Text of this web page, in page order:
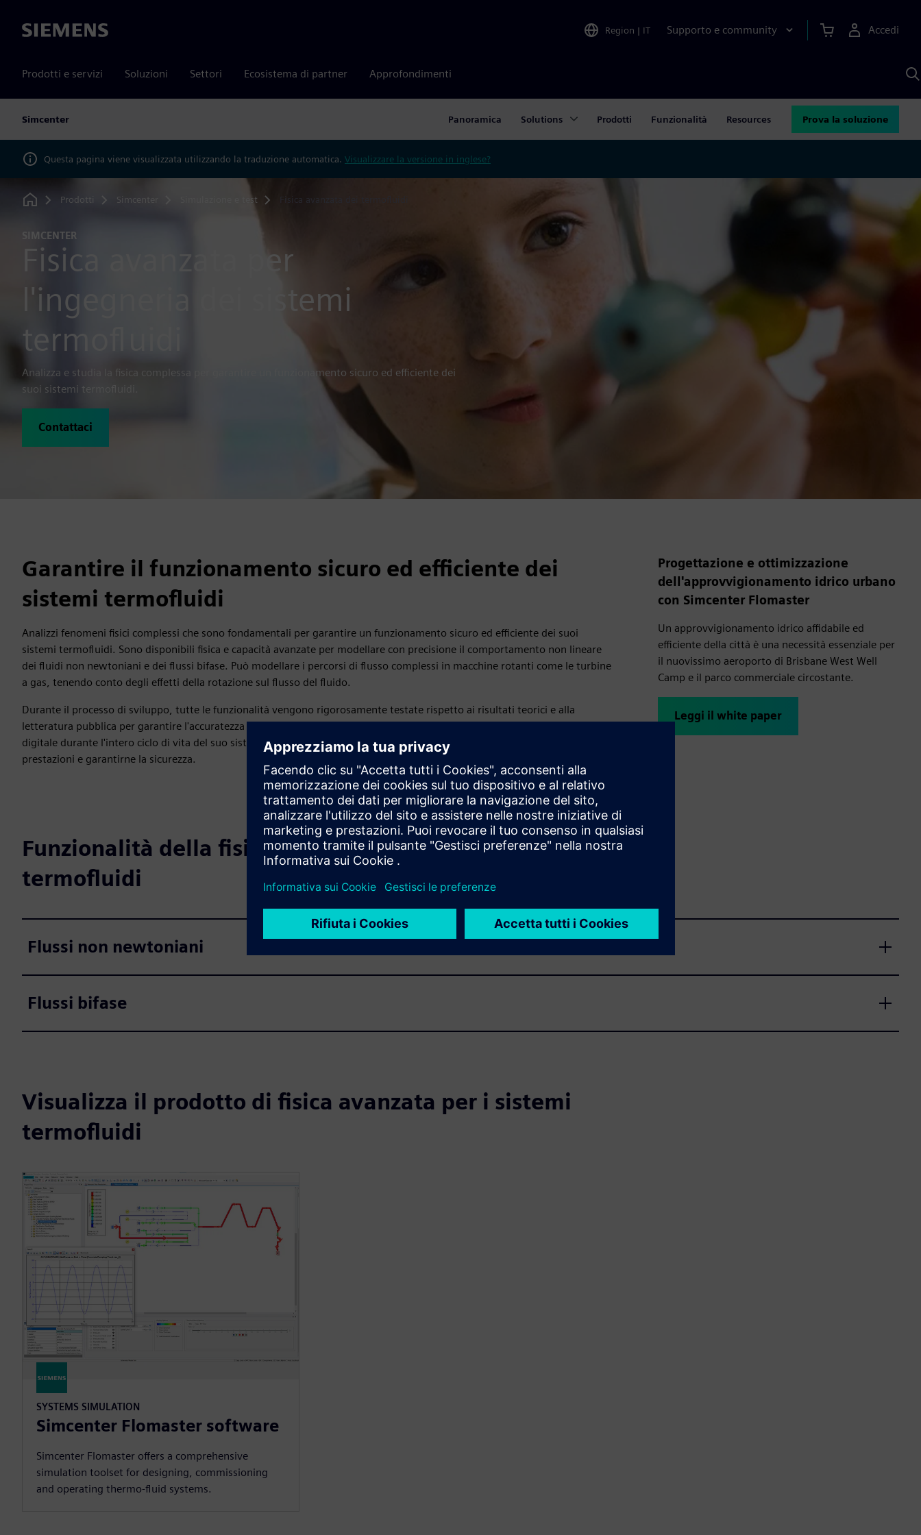
Siemens Region | IT Supporto e community Accedi
Prodotti e servizi Soluzioni Settori Ecosistema di partner Approfondimenti
Simcenter Panoramica Solutions Prodotti Funzionalità Resources Prova la soluzione
Questa pagina viene visualizzata utilizzando la traduzione automatica. Visualizzare la versione in inglese?
Home
Prodotti Simcenter Simulazione e test Fisica avanzata dei termofluidi
SIMCENTER
Fisica avanzata per
l'ingegneria dei sistemi
termofluidi
Analizza e studia la fisica complessa per garantire un funzionamento sicuro ed efficiente dei
suoi sistemi termofluidi.
Contattaci
Garantire il funzionamento sicuro ed efficiente dei
sistemi termofluidi
Analizzi fenomeni fisici complessi che sono fondamentali per garantire un funzionamento sicuro ed efficiente dei suoi
sistemi termofluidi. Sono disponibili fisica e capacità avanzate per modellare con precisione il comportamento non lineare
dei fluidi non newtoniani e dei flussi bifase. Può modellare i percorsi di flusso complessi in macchine rotanti come le turbine
a gas, tenendo conto degli effetti della rotazione sul flusso del fluido.
Durante il processo di sviluppo, tutte le funzionalità vengono rigorosamente testate rispetto ai risultati teorici e alla
letteratura pubblica per garantire l'accuratezza e la coerenza dei risultati. Questo Le dà la sicurezza di utilizzare il gemello
digitale durante l'intero ciclo di vita del suo sistema termofluido per comprenderne il comportamento, ottimizzarne le
prestazioni e garantirne la sicurezza.
Progettazione e ottimizzazione
dell'approvvigionamento idrico urbano
con Simcenter Flomaster
Un approvvigionamento idrico affidabile ed
efficiente della città è una necessità essenziale per
il nuovissimo aeroporto di Brisbane West Well
Camp e il parco commerciale circostante.
Leggi il white paper
Funzionalità della fisica avanzata per i sistemi
termofluidi
Flussi non newtoniani
Flussi bifase
Visualizza il prodotto di fisica avanzata per i sistemi
termofluidi
SYSTEMS SIMULATION
Simcenter Flomaster software
Simcenter Flomaster offers a comprehensive
simulation toolset for designing, commissioning
and operating thermo-fluid systems.